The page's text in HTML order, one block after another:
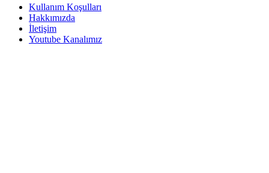
Kullanım Koşulları
Hakkımızda
İletişim
Youtube Kanalımız